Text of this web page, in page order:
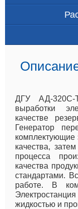
ДГУ АД-320С-
выработки
качестве
Генератор
комплектующие
качества,
процесса
качества
стандартами.
работе. В
жидкостью и